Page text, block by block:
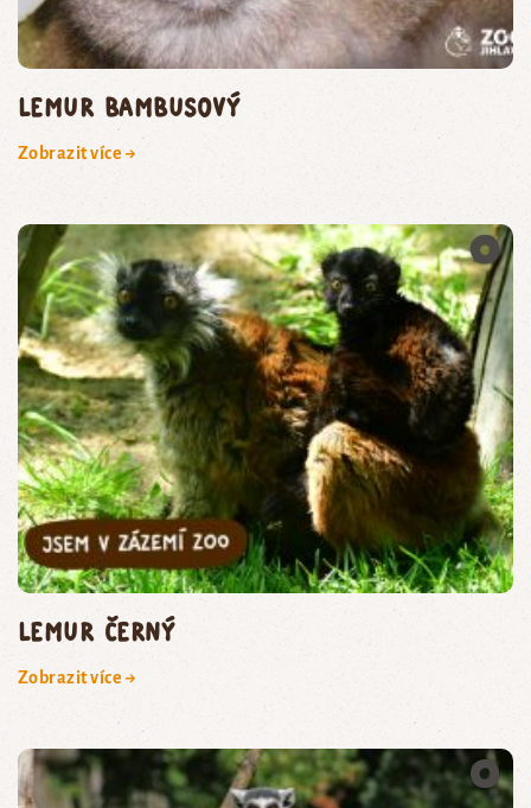
lemur bambusový
Zobrazit více →
lemur černý
Zobrazit více →